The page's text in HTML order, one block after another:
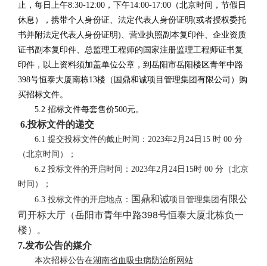
止， 每日上午8:30-12:00，下午14:00-17:00（北京时间 ，节假日
休息 ） ， 携带个人身份证、法定代表人身份证明(或者授权委托
书并附法定代表人身份证明)、 营业执照副本复印件、企业资质
证书副本复印件、 总监理工程师的 国家注册监理工程师证书复
印件 ， 以上资料须加盖单位公章 ， 到 岳阳市岳阳楼区青年中路
398号恒泰大厦南栋13楼（国鼎和诚项目管理集团有限公司） 购
买招标文件。
5.2 招标文件每套售价500元。
6.投标文件的递交
6.1 提交投标文件的截止时间： 2023年2月 24 日 15 时 00 分
（北京时间）；
6.2 投标文件的开启时间： 2023年2月 24 日 15时 00 分（北京
时间）；
6.3 投标文件的开启地点： 国鼎和诚项目管理集团 有限公
司开标大厅（岳阳市青年中路398号恒泰大厦北栋负一
楼）
。
7.发布公告的媒介
本次招标公告在湖南省血吸虫病防治所网站